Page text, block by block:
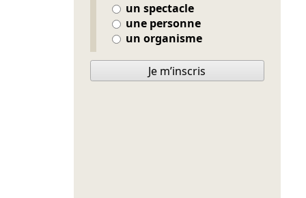
un spectacle
une personne
un organisme
Je m’inscris